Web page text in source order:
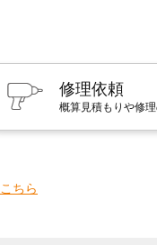
修理依頼
概算見積もりや修
こちら